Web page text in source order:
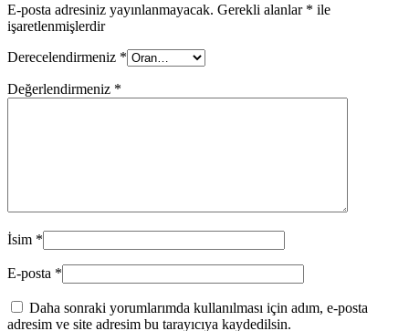
E-posta adresiniz yayınlanmayacak. Gerekli alanlar * ile
işaretlenmişlerdir
Derecelendirmeniz *
Değerlendirmeniz *
İsim *
E-posta *
Daha sonraki yorumlarımda kullanılması için adım, e-posta
adresim ve site adresim bu tarayıcıya kaydedilsin.